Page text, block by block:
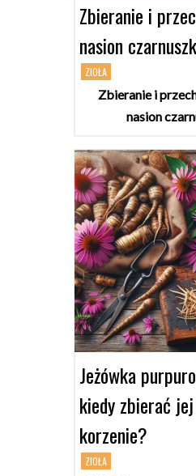
Zbieranie i
nasion
ZIOŁA
Zbieranie i
nasion
Jeżówka
kiedy zbierać
korzenie?
ZIOŁA